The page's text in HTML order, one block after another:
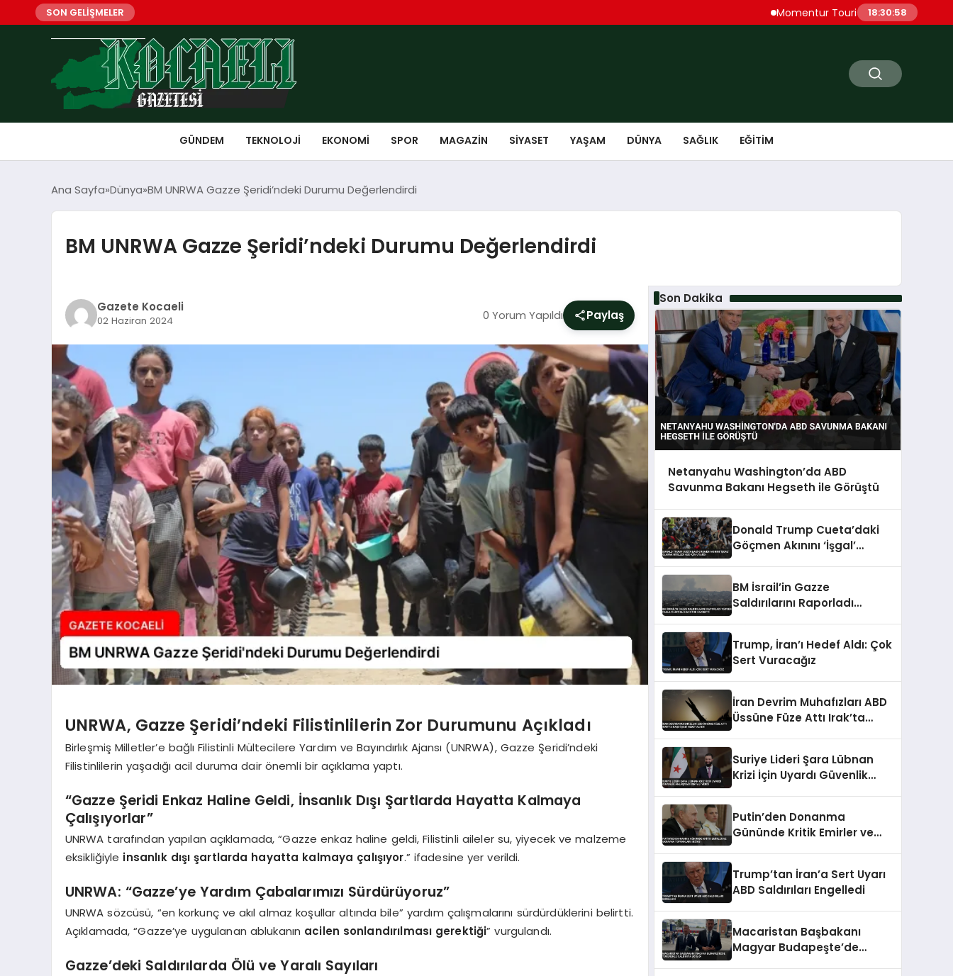
SON GELİŞMELER Momentur Tourism & Travel, Dubai
18:30:59
GÜNDEM TEKNOLOJI EKONOMI SPOR MAGAZIN SIYASET YAŞAM DÜNYA SAĞLIK EĞITIM
Ana Sayfa Dünya BM UNRWA Gazze Şeridi’ndeki Durumu Değerlendirdi
BM UNRWA Gazze Şeridi’ndeki Durumu Değerlendirdi
Gazete Kocaeli
02 Haziran 2024 0 Yorum Yapıldı Paylaş
UNRWA, Gazze Şeridi’ndeki Filistinlilerin Zor Durumunu Açıkladı
Birleşmiş Milletler’e bağlı Filistinli Mültecilere Yardım ve Bayındırlık Ajansı (UNRWA), Gazze Şeridi’ndeki
Filistinlilerin yaşadığı acil duruma dair önemli bir açıklama yaptı.
“Gazze Şeridi Enkaz Haline Geldi, İnsanlık Dışı Şartlarda Hayatta Kalmaya
Çalışıyorlar”
UNRWA tarafından yapılan açıklamada, “Gazze enkaz haline geldi, Filistinli aileler su, yiyecek ve malzeme
eksikliğiyle insanlık dışı şartlarda hayatta kalmaya çalışıyor.” ifadesine yer verildi.
UNRWA: “Gazze’ye Yardım Çabalarımızı Sürdürüyoruz”
UNRWA sözcüsü, “en korkunç ve akıl almaz koşullar altında bile” yardım çalışmalarını sürdürdüklerini belirtti.
Açıklamada, “Gazze’ye uygulanan ablukanın acilen sonlandırılması gerektiği” vurgulandı.
Gazze’deki Saldırılarda Ölü ve Yaralı Sayıları
Son Dakika
Netanyahu Washington’da ABD
Savunma Bakanı Hegseth ile Görüştü
Donald Trump Cueta’daki
Göçmen Akınını ‘İşgal’
BM İsrail’in Gazze
Saldırılarını Raporladı
Trump, İran’ı Hedef Aldı: Çok
Sert Vuracağız
İran Devrim Muhafızları ABD
Üssüne Füze Attı Irak’ta
Suriye Lideri Şara Lübnan
Krizi İçin Uyardı Güvenlik
Putin’den Donanma
Gününde Kritik Emirler ve
Trump’tan İran’a Sert Uyarı
ABD Saldırıları Engelledi
Macaristan Başbakanı
Magyar Budapeşte’de